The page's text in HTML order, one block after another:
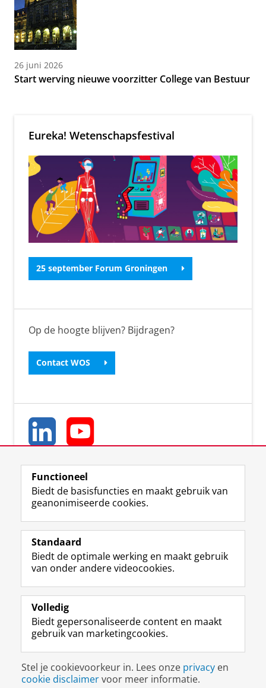
26 juni 2026
Start werving nieuwe voorzitter College van Bestuur
Eureka! Wetenschapsfestival
25 september Forum Groningen
Op de hoogte blijven? Bijdragen?
Contact WOS
Volg ons op
L
i
k
e
I
-
p
g
i
n
Y
o
T
e
k
a
a
l
Studiekiezers
Alumni
Over ons
Disclaimer & Copyright
Inloggen
Functioneel
Biedt de basisfuncties en maakt gebruik van
geanonimiseerde cookies.
Standaard
Biedt de optimale werking en maakt gebruik
van onder andere videocookies.
Volledig
Biedt gepersonaliseerde content en maakt
gebruik van marketingcookies.
Stel je cookievoorkeur in. Lees onze privacy en
cookie disclaimervoor meer informatie.